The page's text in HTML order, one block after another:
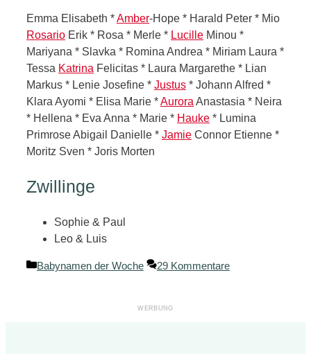
Emma Elisabeth *Amber-Hope * Harald Peter * Mio
Rosario Erik * Rosa * Merle * Lucille Minou *
Mariyana * Slavka * Romina Andrea * Miriam Laura *
Tessa Katrina Felicitas * Laura Margarethe * Lian
Markus * Lenie Josefine * Justus * Johann Alfred *
Klara Ayomi * Elisa Marie *Aurora Anastasia * Neira
* Hellena * Eva Anna * Marie * Hauke * Lumina
Primrose Abigail Danielle * Jamie Connor Etienne *
Moritz Sven * Joris Morten
Zwillinge
Sophie & Paul
Leo & Luis
Kategorien
Babynamen der Woche 29 Kommentare